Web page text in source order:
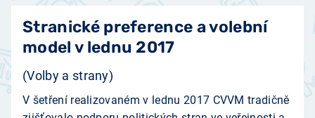
Stranické preference a volební
model v lednu 2017
(Volby a strany)
V šetření realizovaném v lednu 2017 CVVM tradičně